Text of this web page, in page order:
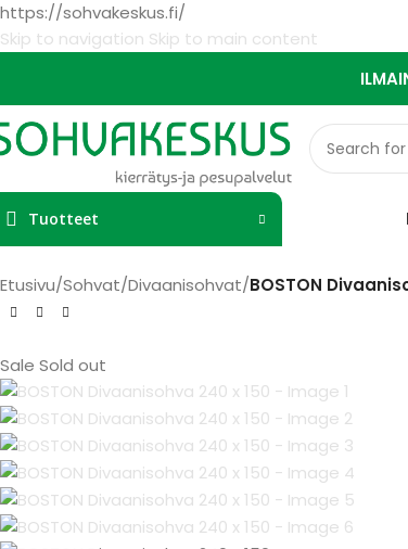
https://sohvakeskus.fi/
Skip to navigation Skip to main content
Tuotteet
Etusivu/Sohvat/Divaanisohvat/BOSTON
Sale Sold out